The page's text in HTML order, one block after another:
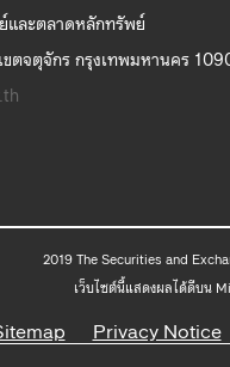
และตลาดหลักทรัพย์
ตจตุจักร กรุงเทพมหานคร
2019
เว็บไซต์นี้แสดงผลได้ดีบน
Privacy Notice